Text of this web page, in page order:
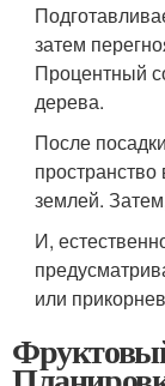
затем
Процентный
дерева.
После
землей.
И,
или